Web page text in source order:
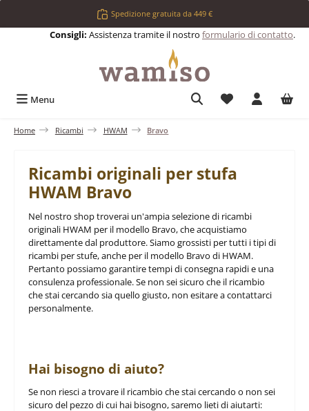
Passa al contenuto principaleSpedizione gratuita da 449 €
Consigli: Assistenza tramite il nostro formulario di contatto.
Menu Hai 0 articoli
Home Ricambi HWAM Bravo
Ricambi originali per stufa
HWAM Bravo
Nel nostro shop troverai un'ampia selezione di ricambi
originali HWAM per il modello Bravo, che acquistiamo
direttamente dal produttore. Siamo grossisti per tutti i tipi di
ricambi per stufe, anche per il modello Bravo di HWAM.
Pertanto possiamo garantire tempi di consegna rapidi e una
consulenza professionale. Se non sei sicuro che il ricambio
che stai cercando sia quello giusto, non esitare a contattarci
personalmente.
Hai bisogno di aiuto?
Se non riesci a trovare il ricambio che stai cercando o non sei
sicuro del pezzo di cui hai bisogno, saremo lieti di aiutarti: